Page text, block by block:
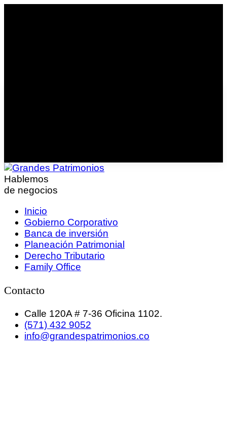
Hablemos
de negocios
Inicio
Gobierno Corporativo
Banca de inversión
Planeación Patrimonial
Derecho Tributario
Family Office
Contacto
Calle 120A # 7-36 Oficina 1102.
(571) 432 9052
info@grandespatrimonios.co